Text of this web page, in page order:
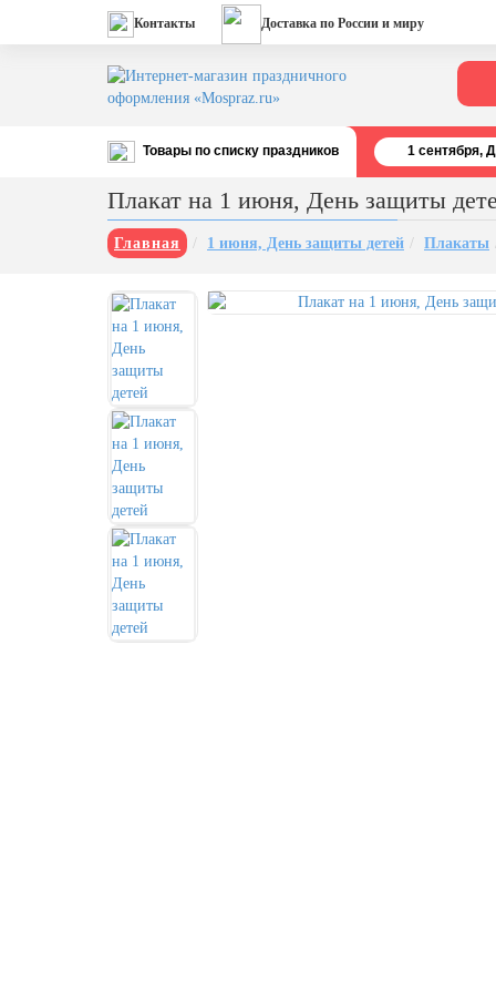
Контакты Доставка по России и миру
Товары по списку праздников
День строителя (второе воскресенье
августа)
22 августа, День Государственного
флага РФ
День шахтера (последнее
воскресенье августа)
1 сентября, День знаний
3 сентября, День солидарности в
борьбе с терроризмом
сентября)
День нефтяника (первое воскресенье
8 сентября, День танкиста (второе
1 cентября,
Плакат на 1 июня, День защиты
Главная 1 июня, День защиты детей Плакаты